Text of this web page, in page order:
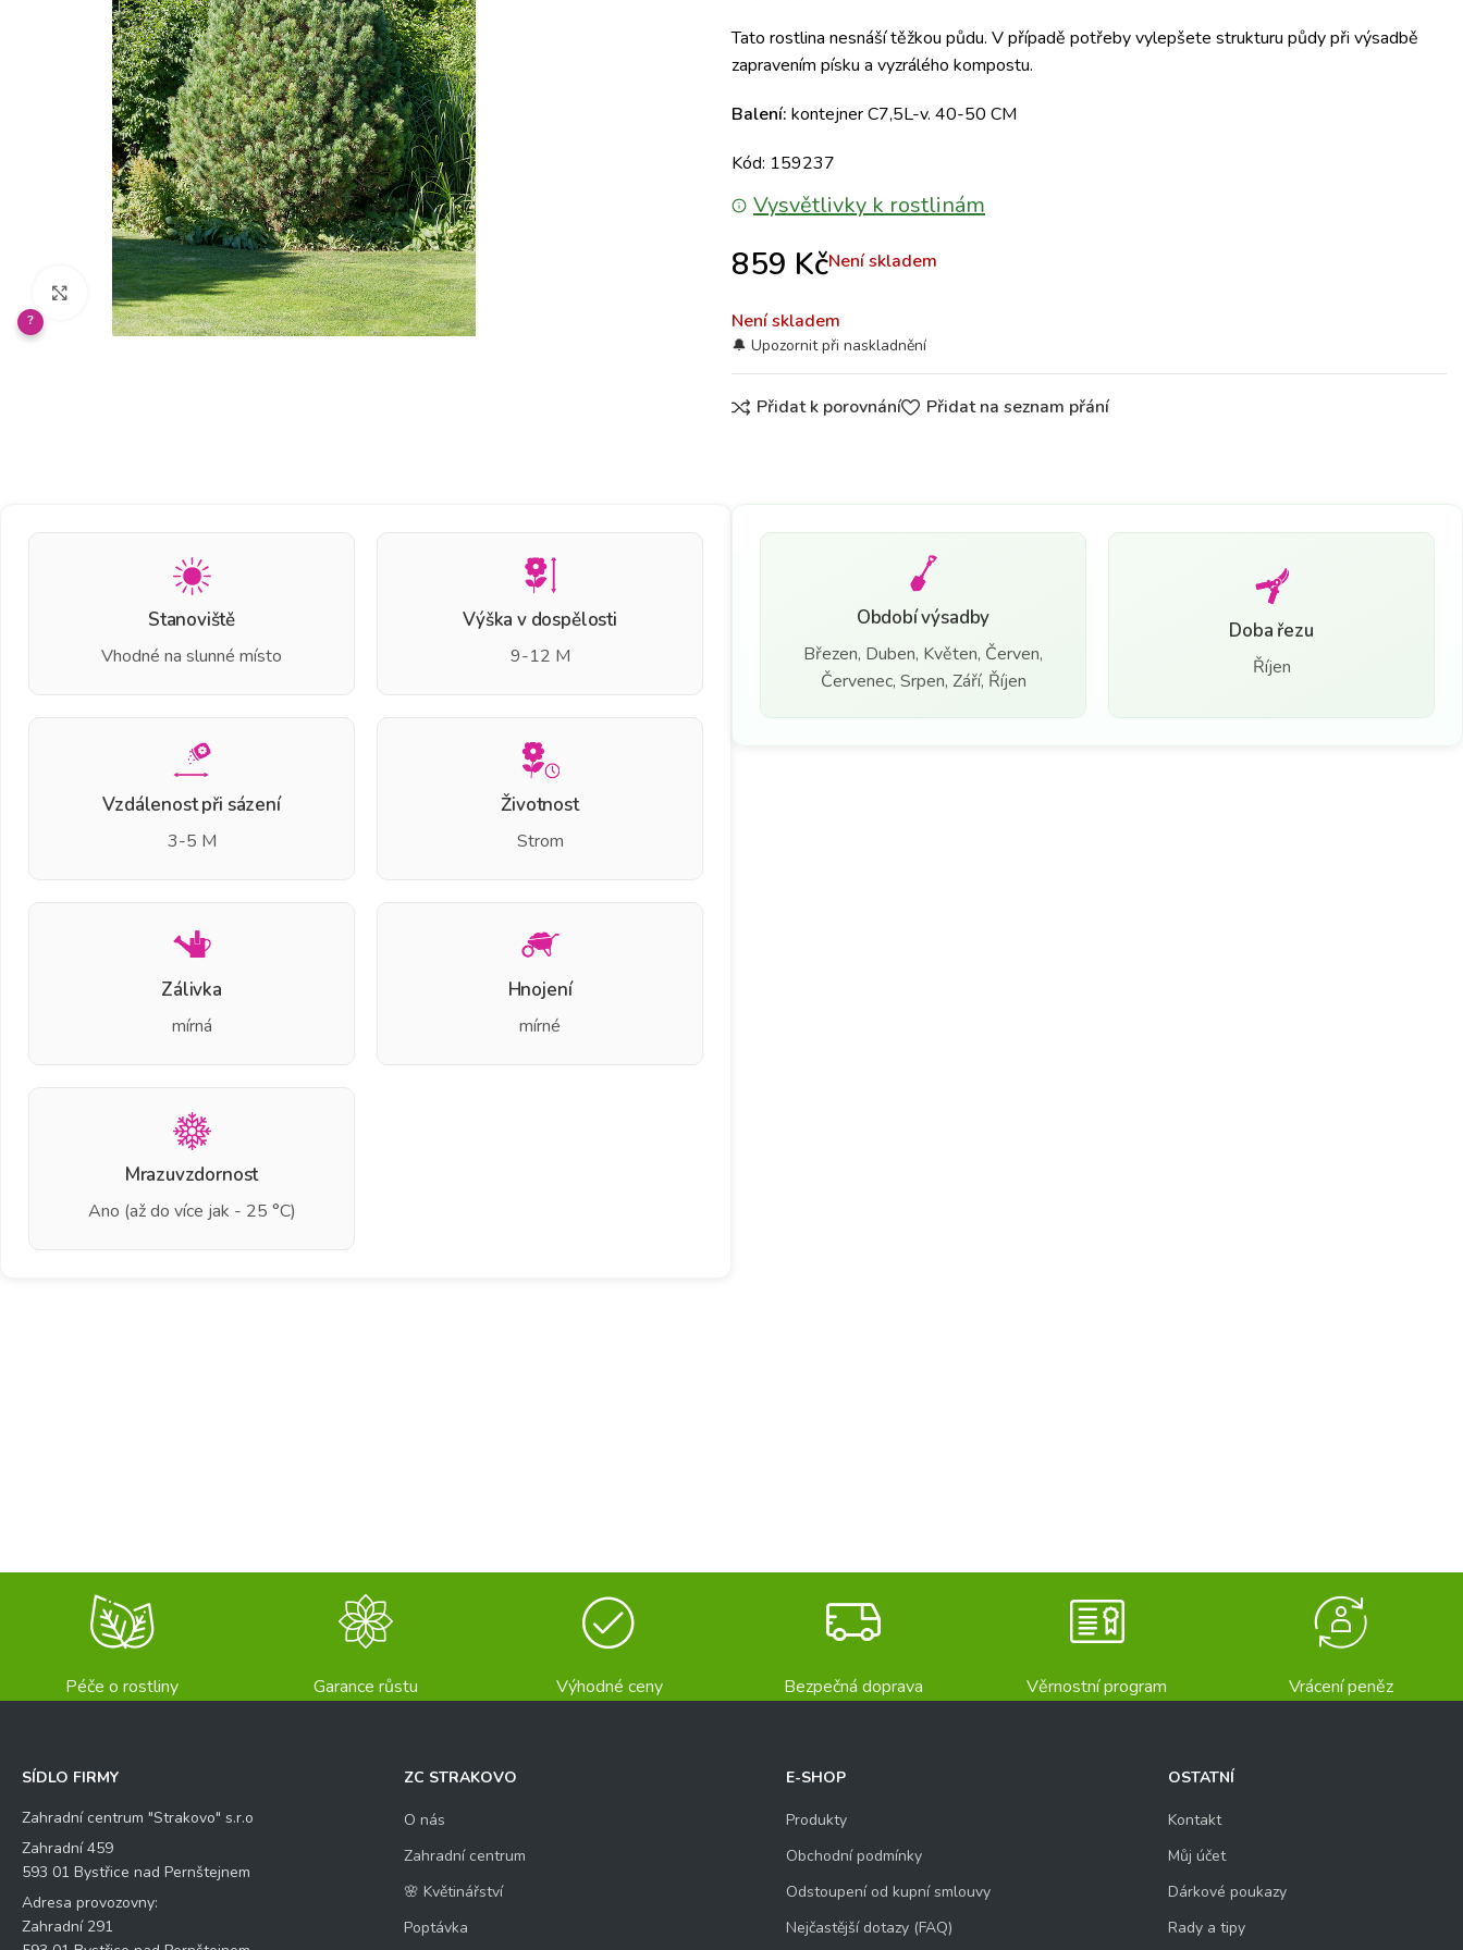
Klikněte pro zvětšení
?
Tato rostlina nesnáší těžkou půdu. V případě potřeby vylepšete strukturu půdy při výsadbě
zapravením písku a vyzrálého kompostu.
Balení: kontejner C7,5L-v. 40-50 CM
Kód: 159237
Vysvětlivky k rostlinám
859 KčNení skladem
Není skladem
Přidat k porovnání Přidat na seznam přání
Stanoviště
Vhodné na slunné místo
Výška v dospělosti
9-12 M
Vzdálenost při sázení
3-5 M
Životnost
Strom
Zálivka
mírná
Hnojení
mírné
Mrazuvzdornost
Ano (až do více jak - 25 °C)
Období výsadby
Březen, Duben, Květen, Červen,
Červenec, Srpen, Září, Říjen
Doba řezu
Říjen
Péče o rostliny Garance růstu Výhodné ceny Bezpečná doprava Věrnostní program Vrácení peněz
SÍDLO FIRMY
Zahradní centrum "Strakovo" s.r.o
Zahradní 459
593 01 Bystřice nad Pernštejnem
Adresa provozovny:
Zahradní 291
ZC STRAKOVO
O nás
Zahradní centrum
🌸 Květinářství
Poptávka
E-SHOP
Produkty
Obchodní podmínky
Odstoupení od kupní smlouvy
Nejčastější dotazy (FAQ)
OSTATNÍ
Kontakt
Můj účet
Dárkové poukazy
Rady a tipy